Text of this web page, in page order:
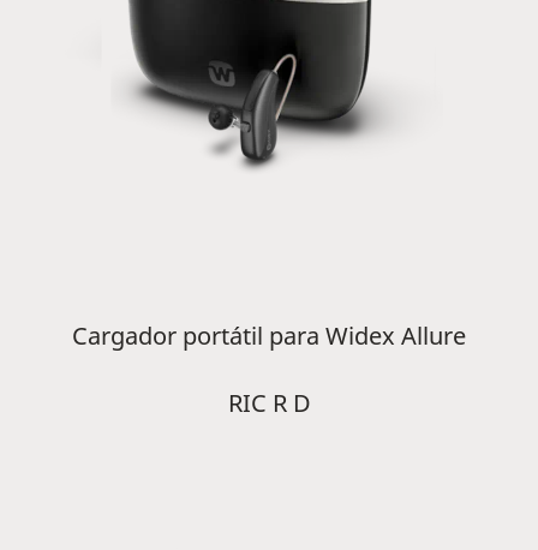
Cargador portátil para Widex Allure
RIC R D